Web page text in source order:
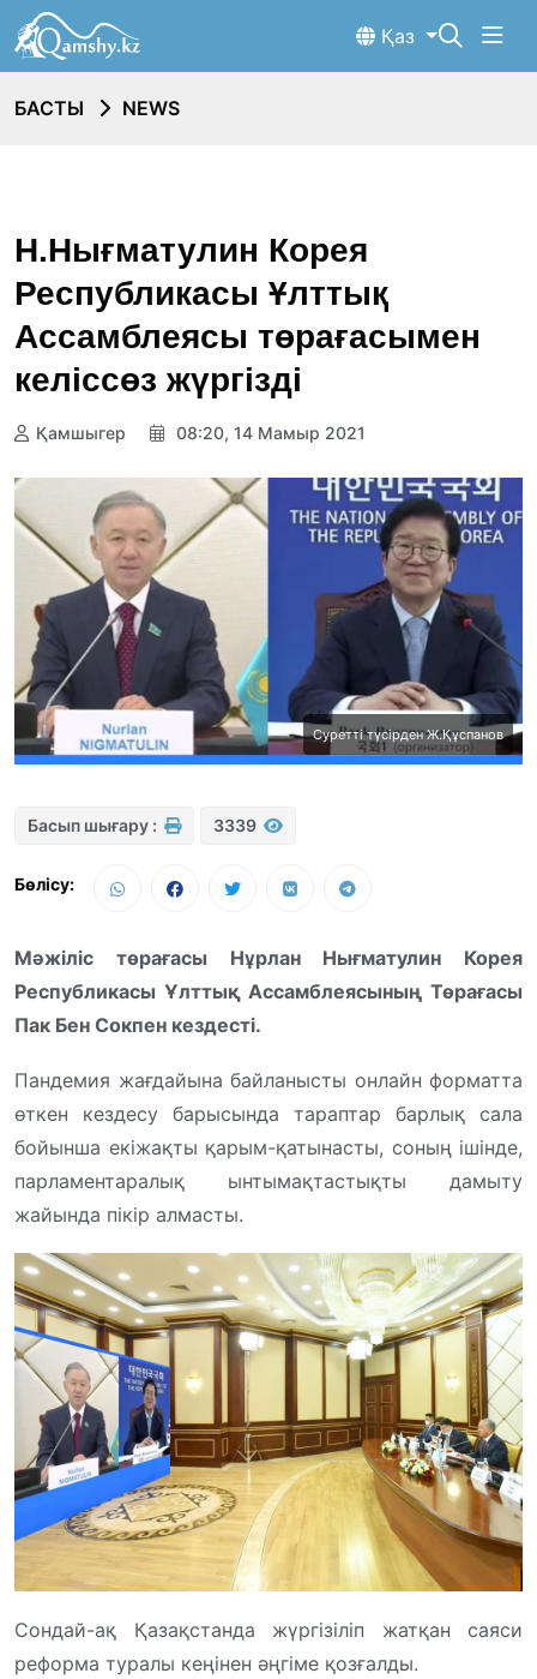
Қаз
БАСТЫ NEWS
Н.Нығматулин Корея
Республикасы Ұлттық
Ассамблеясы төрағасымен
келіссөз жүргізді
Қамшыгер 08:20, 14 Мамыр 2021
Суретті түсірден Ж.Құспанов
Басып шығару : 3339
Бөлісу:
Мәжіліс төрағасы Нұрлан Нығматулин Корея
Республикасы Ұлттық Ассамблеясының Төрағасы
Пак Бен Сокпен кездесті.
Пандемия жағдайына байланысты онлайн форматта
өткен кездесу барысында тараптар барлық сала
бойынша екіжақты қарым-қатынасты, соның ішінде,
парламентаралық ынтымақтастықты дамыту
жайында пікір алмасты.
Сондай-ақ Қазақстанда жүргізіліп жатқан саяси
реформа туралы кеңінен әңгіме қозғалды.